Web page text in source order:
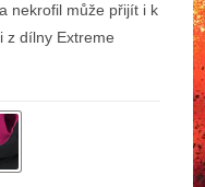
nekrofil může přijít i k
z dílny Extreme